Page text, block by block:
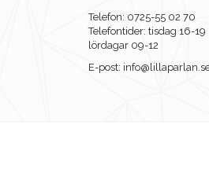
Telefon: 0725-55 02 70
Telefontider: tisdag 16-19
lördagar 09-12
E-post: